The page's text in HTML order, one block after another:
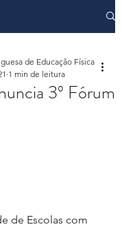
3º Fórum
de Educação Física
1 min de leitura
de Escolas com